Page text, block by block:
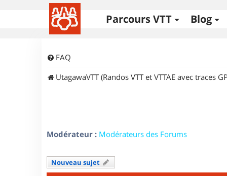
Parcours VTT Blog
FAQ
UtagawaVTT (Randos VTT et VTTAE avec traces
Modérateur : Modérateurs des Forums
Nouveau sujet